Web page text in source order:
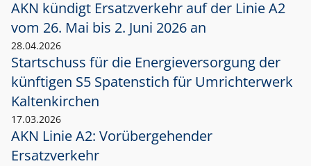
AKN kündigt Ersatzverkehr auf der Linie A2
vom 26. Mai bis 2. Juni 2026 an
28.04.2026
Startschuss für die Energieversorgung der
künftigen S5 Spatenstich für Umrichterwerk
Kaltenkirchen
17.03.2026
AKN Linie A2: Vorübergehender
Ersatzverkehr